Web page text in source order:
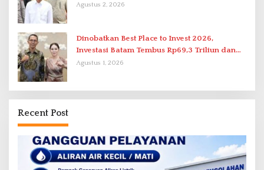
Agustus 2, 2026
Dinobatkan Best Place to Invest 2026,
Investasi Batam Tembus Rp69,3 Triliun dan
Ekonomi Tumbuh 6,76 Persen
Agustus 1, 2026
Recent Post